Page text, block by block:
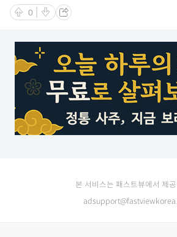
0
본 서비스는 패스트뷰에서 제